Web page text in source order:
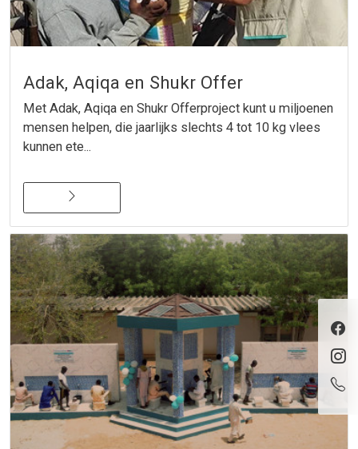
Adak, Aqiqa en Shukr Offer
Met Adak, Aqiqa en Shukr Offerproject kunt u miljoenen
mensen helpen, die jaarlijks slechts 4 tot 10 kg vlees
kunnen ete...